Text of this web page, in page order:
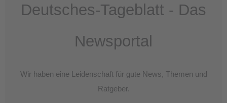
Deutsches-Tageblatt - Das
Newsportal
Wir haben eine Leidenschaft für gute News, Themen und
Ratgeber.